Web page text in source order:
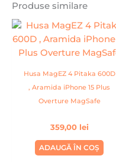
Produse similare
Husa MagEZ 4 Pitaka 600D
, Aramida iPhone 15 Plus
Overture MagSafe
359,00 lei
ADAUGĂ ÎN COȘ